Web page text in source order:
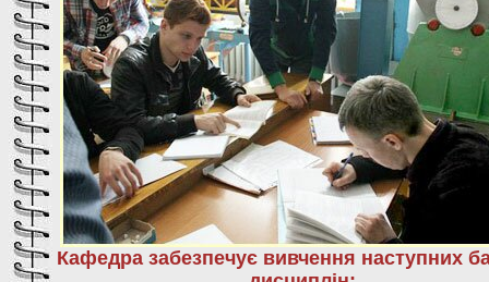
Кафедра забезпечує вивчення наступних